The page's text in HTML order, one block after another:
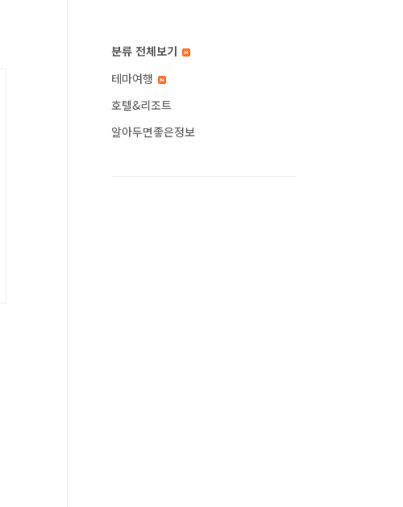
분류 전체보기
테마여행
호텔&리조트
알아두면좋은정보